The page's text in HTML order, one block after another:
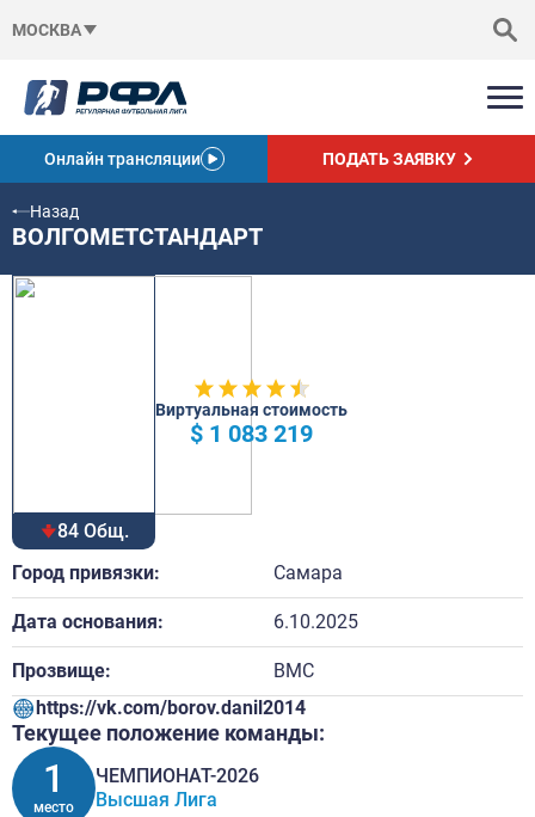
МОСКВА
Онлайн трансляции ПОДАТЬ ЗАЯВКУ
Назад
ВОЛГОМЕТСТАНДАРТ
84 Общ.
Виртуальная стоимость
$ 1 083 219
Город привязки: Самара
Дата основания: 6.10.2025
Прозвище:
ВМС
https://vk.com/borov.danil2014
Текущее положение команды:
1
место
ЧЕМПИОНАТ-2026
Высшая Лига